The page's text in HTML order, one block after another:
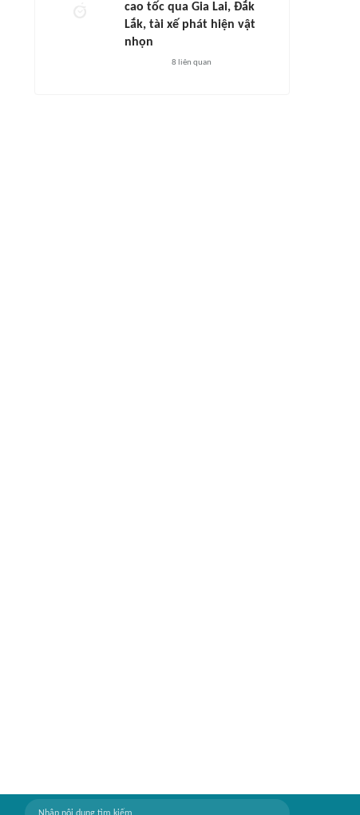
cao tốc qua Gia Lai, Đắk
Lắk, tài xế phát hiện vật
nhọn
8 liên quan